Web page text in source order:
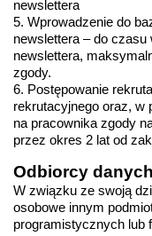
newslettera
5. Wprowadzenie do
newslettera – do
newslettera,
zgody.
6. Postępowanie
rekrutacyjnego oraz, w
na pracownika zgody
przez okres 2 lat od
Odbiorcy
W związku ze swoją
osobowe innym
programistycznych lub